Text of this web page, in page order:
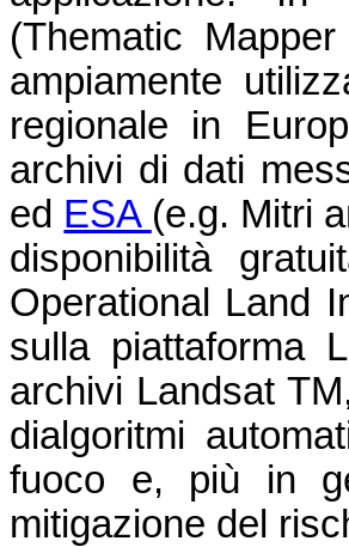
(Thematic
ampiamente
regionale in
archivi di dati
ed ESA (e.g. Mitri
disponibilità
Operational Land
sulla piattaforma
archivi Landsat
dialgoritmi
fuoco e, più in
mitigazione del